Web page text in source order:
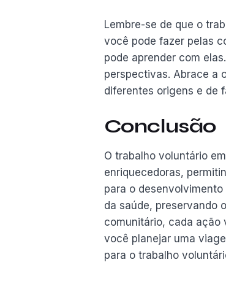
Lembre-se de que o
você pode fazer pelas
pode aprender com
perspectivas. Abrace a
diferentes origens e de
Conclusão
O trabalho voluntário
enriquecedoras,
para o
da saúde, preservando
comunitário, cada ação
você planejar uma
para o trabalho